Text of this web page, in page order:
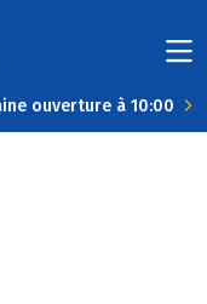
ouverture à 10:00